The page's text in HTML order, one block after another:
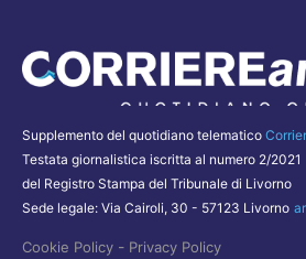
Supplemento del quotidiano telematico
Testata giornalistica iscritta al numero 2/2021
del Registro Stampa del Tribunale di Livorno
Sede legale: Via Cairoli, 30 - 57123 Livorno
Cookie Policy - Privacy Policy